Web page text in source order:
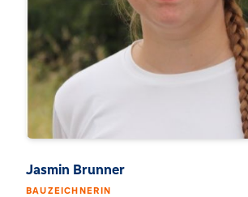
Jasmin Brunner
BAUZEICHNERIN